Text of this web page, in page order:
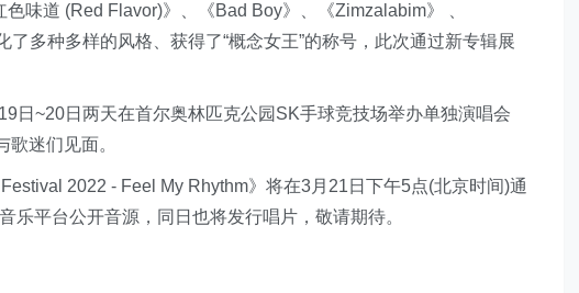
味道 (Red Flavor)》、《Bad Boy》、《Zimzalabim》 、
了多种多样的风格、获得了“概念女王”的称号，此次通过新专辑展
日~20日两天在首尔奥林匹克公园SK手球竞技场举办单独演唱会
歌迷们见面。
2022 - Feel My Rhythm》将在3月21日下午5点(北京时间)通
乐平台公开音源，同日也将发行唱片，敬请期待。